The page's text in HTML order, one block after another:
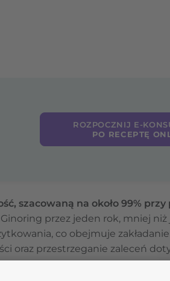
ROZPOCZNIJ E-
PO RECEPTĘ
szacowaną na około 99%
przez jeden rok, mniej
co obejmuje
oraz przestrzeganie zaleceń